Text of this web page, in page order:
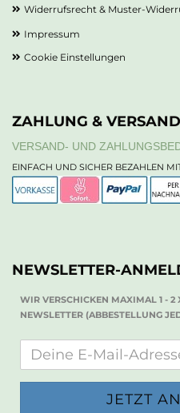
Widerrufsrecht & Muster-
Impressum
Cookie Einstellungen
ZAHLUNG & VERSAND
VERSAND- UND
EINFACH UND SICHER BEZAHLEN
NEWSLETTER-
WIR VERSCHICKEN MAXIMAL 1 - 2
NEWSLETTER (ABBESTELLUNG